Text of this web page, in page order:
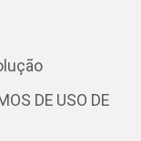
DE USO DE